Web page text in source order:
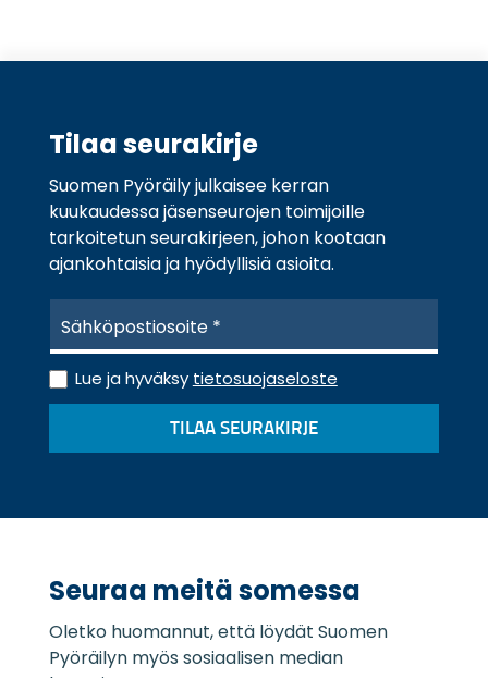
Tilaa seurakirje
Suomen Pyöräily julkaisee kerran
kuukaudessa jäsenseurojen toimijoille
tarkoitetun seurakirjeen, johon kootaan
ajankohtaisia ja hyödyllisiä asioita.
h
k
ö
s
*
T
i
o
o
s
l
o
Lue ja hyväksy tietosuojaseloste
TILAA SEURAKIRJE
Seuraa meitä somessa
Oletko huomannut, että löydät Suomen
Pyöräilyn myös sosiaalisen median